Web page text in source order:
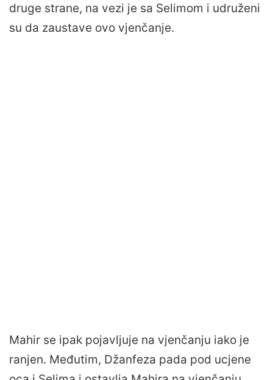
druge strane, na vezi je sa Selimom i udruženi
su da zaustave ovo vjenčanje.
Mahir se ipak pojavljuje na vjenčanju iako je
ranjen. Međutim, Džanfeza pada pod ucjene